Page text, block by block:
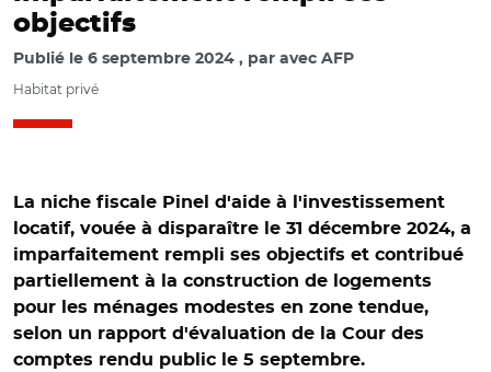
objectifs
Publié le 6 septembre 2024 par avec AFP
Habitat privé
La niche fiscale Pinel d'aide à l'investissement
locatif, vouée à disparaître le 31 décembre 2024, a
imparfaitement rempli ses objectifs et contribué
partiellement à la construction de logements
pour les ménages modestes en zone tendue,
selon un rapport d'évaluation de la Cour des
comptes rendu public le 5 septembre.